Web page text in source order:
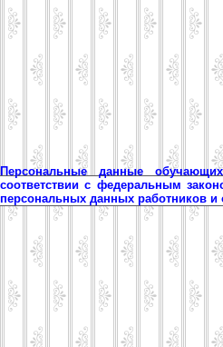
Персональные данные
соответствии с федеральным
персональных данных работников